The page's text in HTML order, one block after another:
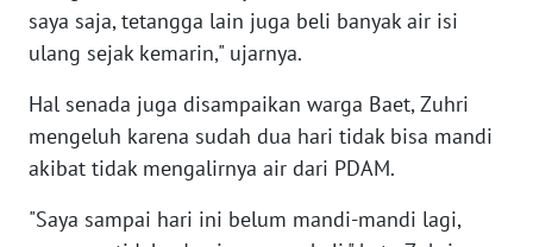
saya saja, tetangga lain juga beli banyak air isi
ulang sejak kemarin," ujarnya.
Hal senada juga disampaikan warga Baet, Zuhri
mengeluh karena sudah dua hari tidak bisa mandi
akibat tidak mengalirnya air dari PDAM.
"Saya sampai hari ini belum mandi-mandi lagi,
WN
WN
PAPUA